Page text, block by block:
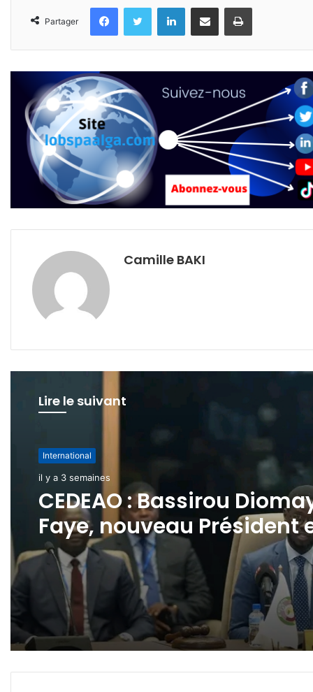
Partager
FacebookTwitter LinkedinPartager par email Imprimer
Camille BAKI
Lire le suivant
International
il y a 3 semaines
CEDEAO : Bassirou
Faye, nouveau Président
exercice